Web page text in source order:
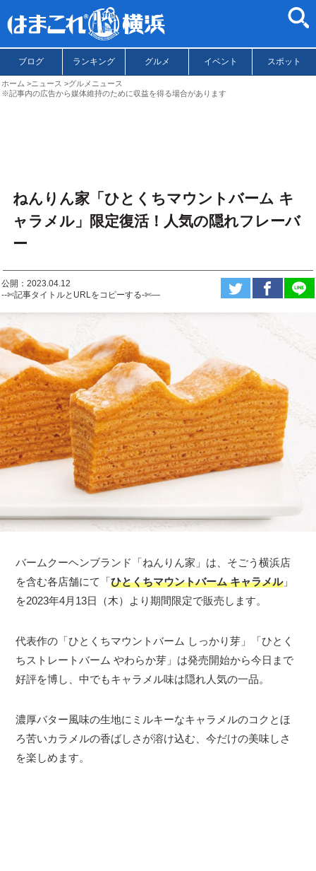
ブログ ランキング グルメ イベント スポット
ホーム ニュース
グルメニュース
※記事内の広告から媒体維持のために収益を得る場合があります
ねんりん家「ひとくちマウントバーム キ
ャラメル」限定復活！人気の隠れフレーバ
ー
公開：2023.04.12
--✄記事タイトルとURLをコピーする-✄—
バームクーヘンブランド「ねんりん家」は、そごう横浜店
を含む各店舗にて「ひとくちマウントバーム キャラメル」
を2023年4月13日（木）より期間限定で販売します。
代表作の「ひとくちマウントバーム しっかり芽」「ひとく
ちストレートバーム やわらか芽」は発売開始から今日まで
好評を博し、中でもキャラメル味は隠れ人気の一品。
濃厚バター風味の生地にミルキーなキャラメルのコクとほ
ろ苦いカラメルの香ばしさが溶け込む、今だけの美味しさ
を楽しめます。